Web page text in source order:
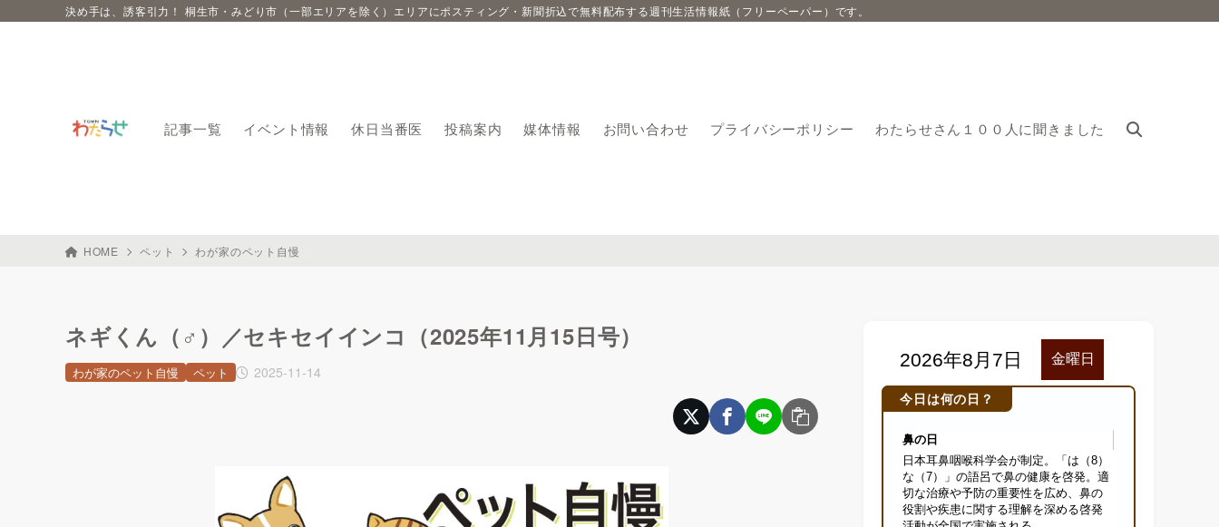
決め手は、誘客引力！ 桐生市・みどり市（一部エリアを除く）エリアにポスティング・新聞折込で無料配布する週刊生活情報紙（フリーペーパー）です。
記事一覧 イベント情報 休日当番医 投稿案内 媒体情報 お問い合わせ プライバシーポリシー わたらせさん１００人に聞きました
HOME ペット わが家のペット自慢
ネギくん（♂）／セキセイインコ（2025年11月15日号）
2025-11-14
わが家のペット自慢 ペット
今日は何の日？